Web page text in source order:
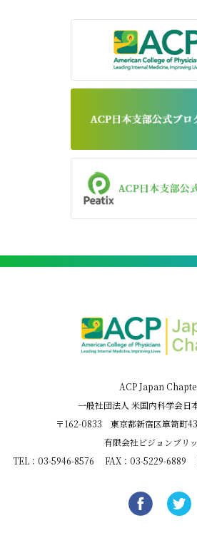
ACP Japan
一般社団法人 米国内科学会日
〒162-0833 東京都新宿区箪笥町
有限会社ビジョンブリ
TEL：03-5946-8576 FAX：03-5229-6889